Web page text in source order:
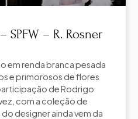
SPFW – R. Rosner
em renda branca pesada
e primorosos de flores
de Rodrigo
com a coleção de
designer ainda vem da